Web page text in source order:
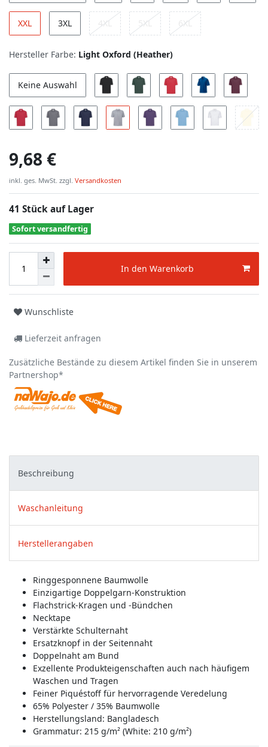
XXL 3XL 4XL 5XL 6XL
Hersteller Farbe: Light Oxford (Heather)
Keine Auswahl
9,68 €
inkl. ges. MwSt. zzgl. Versandkosten
41 Stück auf Lager
Sofort versandfertig
In den Warenkorb
Wunschliste
Lieferzeit anfragen
Zusätzliche Bestände zu diesem Artikel finden Sie in unserem
Partnershop*
Beschreibung
Waschanleitung
Herstellerangaben
Ringgesponnene Baumwolle
Einzigartige Doppelgarn-Konstruktion
Flachstrick-Kragen und -Bündchen
Necktape
Verstärkte Schulternaht
Ersatzknopf in der Seitennaht
Doppelnaht am Bund
Exzellente Produkteigenschaften auch nach häufigem
Waschen und Tragen
Feiner Piquéstoff für hervorragende Veredelung
65% Polyester / 35% Baumwolle
Herstellungsland: Bangladesch
Grammatur: 215 g/m² (White: 210 g/m²)